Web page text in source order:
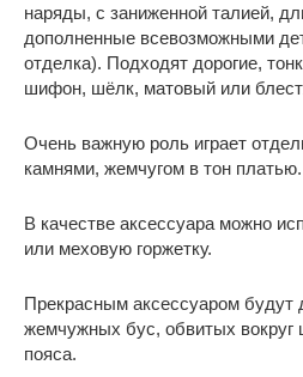
наряды, с заниженной талией,
дополненные всевозможными
отделка). Подходят дорогие,
шифон, шёлк, матовый или
Очень важную роль играет
камнями, жемчугом в тон платью.
В качестве аксессуара можно
или меховую горжетку.
Прекрасным аксессуаром будут
жемчужных бус, обвитых
пояса.